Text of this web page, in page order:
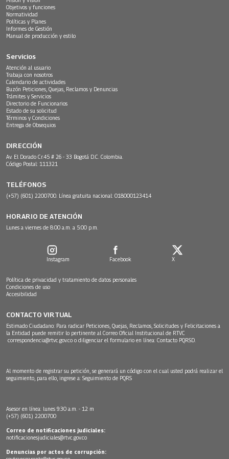
Objetivos y funciones
Normatividad
Políticas y Planes
Informes de Gestión
Manual de producción y estilo
Servicios
Atención al usuario
Trabaja con nosotros
Calendario de actividades
Buzón Peticiones, Quejas, Reclamos y Denuncias
Trámites y Servicios
Directorio de Funcionarios
Estado de su solicitud
Términos y Condiciones
Entrega de Obsequios
DIRECCIÓN
Av. El Dorado Cr.45 # 26 - 33 Bogotá D.C. Colombia.
Código Postal: 111321
TELÉFONOS
(+57) (601) 2200700. Línea gratuita nacional: 018000123414
HORARIO DE ATENCIÓN
Lunes a viernes de 8:00 a.m. a 5:00 p.m.
Instagram Facebook X
Política de privacidad y tratamiento de datos personales
Condiciones de uso
Accesibilidad
CONTACTO VIRTUAL
Estimado Ciudadano: Para radicar Peticiones, Quejas, Reclamos, Solicitudes y Felicitaciones a
la Entidad puede remitir lo pertinente al Correo Oficial Institucional de RTVC
correspondencia@rtvc.gov.co o diligenciar el formulario en línea: Contacto PQRSD.
Al momento de registrar su petición, se generará un código con el cual usted podrá realizar el
seguimiento, para ello, ingrese a: Seguimiento de PQRS
Asesor en línea: lunes 9:30 a.m. - 12 m
(+57) (601) 2200700
Correo de notificaciones judiciales:
notificacionesjudiciales@rtvc.gov.co
Denuncias por actos de corrupción: